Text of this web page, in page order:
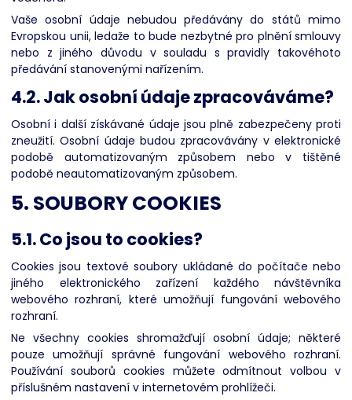
Vaše osobní údaje nebudou předávány do států mimo
Evropskou unii, ledaže to bude nezbytné pro plnění smlouvy
nebo z jiného důvodu v souladu s pravidly takovéhoto
předávání stanovenými nařízením.
4.2. Jak osobní údaje zpracováváme?
Osobní i další získávané údaje jsou plně zabezpečeny proti
zneužití. Osobní údaje budou zpracovávány v elektronické
podobě automatizovaným způsobem nebo v tištěné
podobě neautomatizovaným způsobem.
5. SOUBORY COOKIES
5.1. Co jsou to cookies?
Cookies jsou textové soubory ukládané do počítače nebo
jiného elektronického zařízení každého návštěvníka
webového rozhraní, které umožňují fungování webového
rozhraní.
Ne všechny cookies shromažďují osobní údaje; některé
pouze umožňují správné fungování webového rozhraní.
Používání souborů cookies můžete odmítnout volbou v
příslušném nastavení v internetovém prohlížeči.